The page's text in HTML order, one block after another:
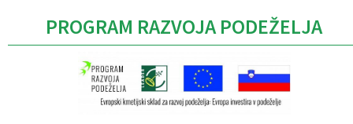
PROGRAM RAZVOJA PODEŽELJA